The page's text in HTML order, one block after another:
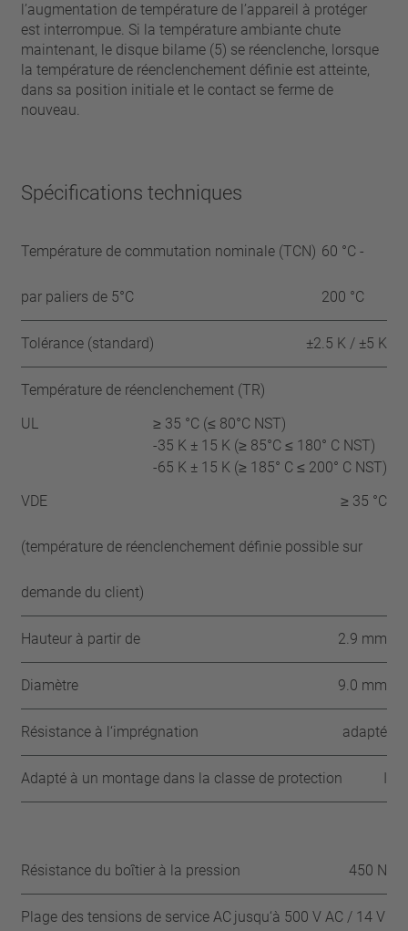
l’augmentation de température de l’appareil à protéger
est interrompue. Si la température ambiante chute
maintenant, le disque bilame (5) se réenclenche, lorsque
la température de réenclenchement définie est atteinte,
dans sa position initiale et le contact se ferme de
nouveau.
Spécifications techniques
Température de commutation nominale (TCN)
par paliers de 5°C
60 °C -
200 °C
Tolérance (standard) ±2.5 K / ±5 K
Température de réenclenchement (TR)
UL
≥ 35 °C (≤ 80°C NST)
-35 K ± 15 K (≥ 85°C ≤ 180° C NST)
-65 K ± 15 K (≥ 185° C ≤ 200° C NST)
VDE
≥ 35 °C
(température de réenclenchement définie possible sur
demande du client)
Hauteur à partir de 2.9 mm
Diamètre 9.0 mm
Résistance à l‘imprégnation adapté
Adapté à un montage dans la classe de protection I
Résistance du boîtier à la pression 450 N
Plage des tensions de service AC jusqu‘à 500 V AC / 14 V